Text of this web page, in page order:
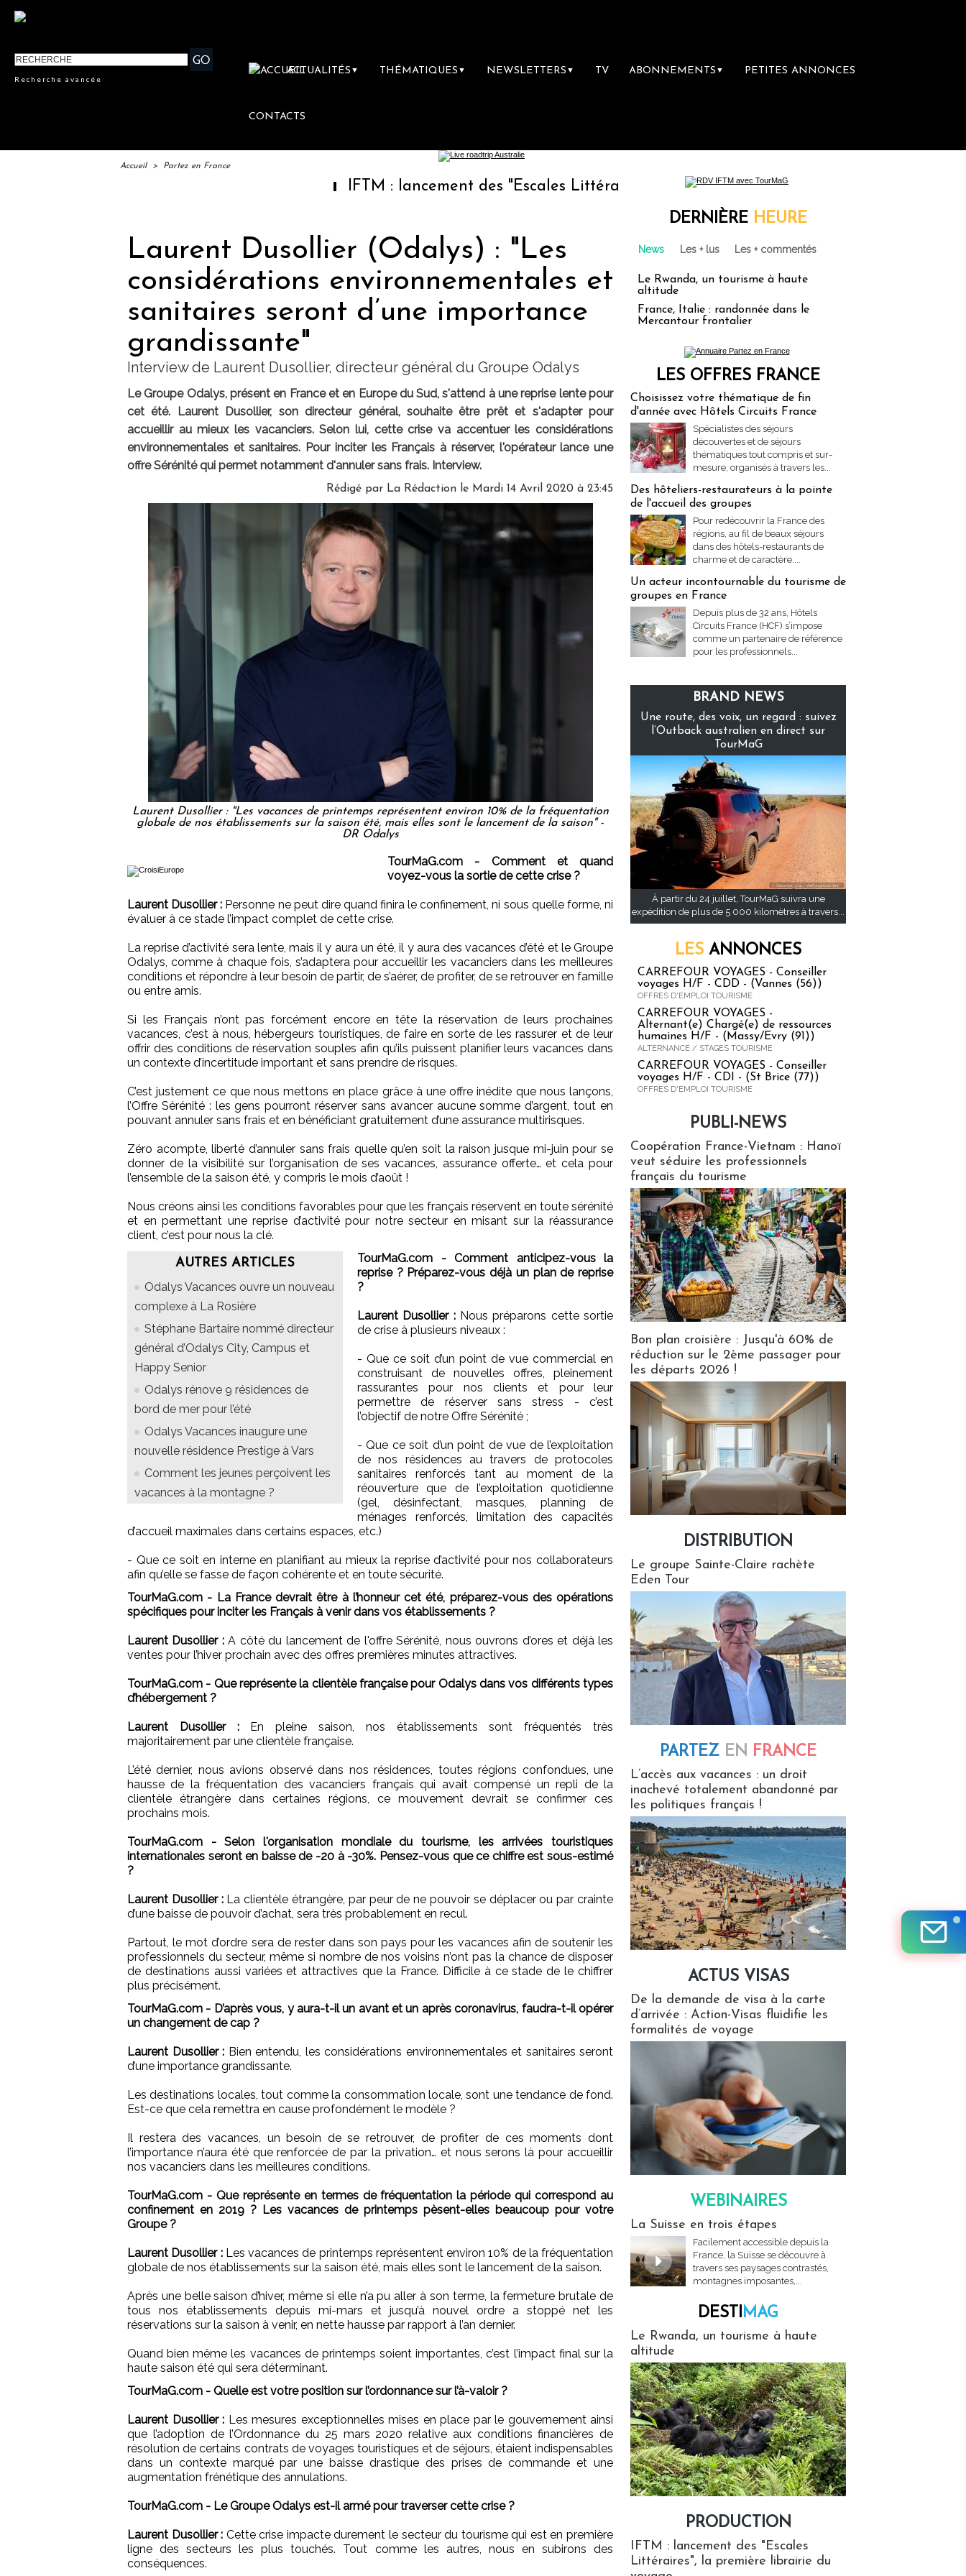
Recherche avancée
ACTUALITÉS ▼ THÉMATIQUES ▼ NEWSLETTERS ▼ TV ABONNEMENTS ▼ PETITES ANNONCES
CONTACTS
Accueil > Partez en France
IFTM : lancement des "Escales Littéraires", la première librairie du voyage
Laurent Dusollier (Odalys) : "Les
considérations environnementales et
sanitaires seront d’une importance
grandissante"
Interview de Laurent Dusollier, directeur général du Groupe Odalys
Le Groupe Odalys, présent en France et en Europe du Sud, s'attend à une reprise lente pour
cet été. Laurent Dusollier, son directeur général, souhaite être prêt et s'adapter pour
accueillir au mieux les vacanciers. Selon lui, cette crise va accentuer les considérations
environnementales et sanitaires. Pour inciter les Français à réserver, l'opérateur lance une
offre Sérénité qui permet notamment d'annuler sans frais. Interview.
Rédigé par La Rédaction le Mardi 14 Avril 2020 à 23:45
Laurent Dusollier : "Les vacances de printemps représentent environ 10% de la fréquentation
globale de nos établissements sur la saison été, mais elles sont le lancement de la saison" -
DR Odalys
TourMaG.com - Comment et quand
voyez-vous la sortie de cette crise ?
Laurent Dusollier : Personne ne peut dire quand finira le confinement, ni sous quelle forme, ni
évaluer à ce stade l’impact complet de cette crise.
La reprise d’activité sera lente, mais il y aura un été, il y aura des vacances d’été et le Groupe
Odalys, comme à chaque fois, s’adaptera pour accueillir les vacanciers dans les meilleures
conditions et répondre à leur besoin de partir, de s’aérer, de profiter, de se retrouver en famille
ou entre amis.
Si les Français n’ont pas forcément encore en tête la réservation de leurs prochaines
vacances, c’est à nous, hébergeurs touristiques, de faire en sorte de les rassurer et de leur
offrir des conditions de réservation souples afin qu’ils puissent planifier leurs vacances dans
un contexte d’incertitude important et sans prendre de risques.
C’est justement ce que nous mettons en place grâce à une offre inédite que nous lançons,
l’Offre Sérénité : les gens pourront réserver sans avancer aucune somme d’argent, tout en
pouvant annuler sans frais et en bénéficiant gratuitement d’une assurance multirisques.
Zéro acompte, liberté d’annuler sans frais quelle qu’en soit la raison jusque mi-juin pour se
donner de la visibilité sur l’organisation de ses vacances, assurance offerte… et cela pour
l’ensemble de la saison été, y compris le mois d’août !
Nous créons ainsi les conditions favorables pour que les français réservent en toute sérénité
et en permettant une reprise d’activité pour notre secteur en misant sur la réassurance
client, c’est pour nous la clé.
AUTRES ARTICLES
Odalys Vacances ouvre un nouveau
complexe à La Rosière
Stéphane Bartaire nommé directeur
général d’Odalys City, Campus et
Happy Senior
Odalys rénove 9 résidences de
bord de mer pour l’été
Odalys Vacances inaugure une
nouvelle résidence Prestige à Vars
Comment les jeunes perçoivent les
vacances à la montagne ?
TourMaG.com - Comment anticipez-vous la
reprise ? Préparez-vous déjà un plan de reprise
?
Laurent Dusollier :Nous préparons cette sortie
de crise à plusieurs niveaux :
- Que ce soit d’un point de vue commercial en
construisant de nouvelles offres, pleinement
rassurantes pour nos clients et pour leur
permettre de réserver sans stress - c’est
l’objectif de notre Offre Sérénité ;
- Que ce soit d’un point de vue de l’exploitation
de nos résidences au travers de protocoles
sanitaires renforcés tant au moment de la
réouverture que de l’exploitation quotidienne
(gel, désinfectant, masques, planning de
ménages renforcés, limitation des capacités
d’accueil maximales dans certains espaces, etc.)
- Que ce soit en interne en planifiant au mieux la reprise d’activité pour nos collaborateurs
afin qu’elle se fasse de façon cohérente et en toute sécurité.
TourMaG.com - La France devrait être à l’honneur cet été, préparez-vous des opérations
spécifiques pour inciter les Français à venir dans vos établissements ?
Laurent Dusollier :A côté du lancement de l'offre Sérénité, nous ouvrons d’ores et déjà les
ventes pour l’hiver prochain avec des offres premières minutes attractives.
TourMaG.com - Que représente la clientèle française pour Odalys dans vos différents types
d’hébergement ?
Laurent Dusollier :En pleine saison, nos établissements sont fréquentés très
majoritairement par une clientèle française.
L’été dernier, nous avions observé dans nos résidences, toutes régions confondues, une
hausse de la fréquentation des vacanciers français qui avait compensé un repli de la
clientèle étrangère dans certaines régions, ce mouvement devrait se confirmer ces
prochains mois.
TourMaG.com - Selon l'organisation mondiale du tourisme, les arrivées touristiques
internationales seront en baisse de -20 à -30%. Pensez-vous que ce chiffre est sous-estimé
?
Laurent Dusollier :La clientèle étrangère, par peur de ne pouvoir se déplacer ou par crainte
d’une baisse de pouvoir d’achat, sera très probablement en recul.
Partout, le mot d’ordre sera de rester dans son pays pour les vacances afin de soutenir les
professionnels du secteur, même si nombre de nos voisins n’ont pas la chance de disposer
de destinations aussi variées et attractives que la France. Difficile à ce stade de le chiffrer
plus précisément.
TourMaG.com - D’après vous, y aura-t-il un avant et un après coronavirus, faudra-t-il opérer
un changement de cap ?
Laurent Dusollier : Bien entendu, les considérations environnementales et sanitaires seront
d’une importance grandissante.
Les destinations locales, tout comme la consommation locale, sont une tendance de fond.
Est-ce que cela remettra en cause profondément le modèle ?
Il restera des vacances, un besoin de se retrouver, de profiter de ces moments dont
l’importance n’aura été que renforcée de par la privation… et nous serons là pour accueillir
nos vacanciers dans les meilleures conditions.
TourMaG.com - Que représente en termes de fréquentation la période qui correspond au
confinement en 2019 ? Les vacances de printemps pèsent-elles beaucoup pour votre
Groupe ?
Laurent Dusollier :Les vacances de printemps représentent environ 10% de la fréquentation
globale de nos établissements sur la saison été, mais elles sont le lancement de la saison.
Après une belle saison d’hiver, même si elle n’a pu aller à son terme, la fermeture brutale de
tous nos établissements depuis mi-mars et jusqu’à nouvel ordre a stoppé net les
réservations sur la saison à venir, en nette hausse par rapport à l’an dernier.
Quand bien même les vacances de printemps soient importantes, c’est l’impact final sur la
haute saison été qui sera déterminant.
TourMaG.com - Quelle est votre position sur l’ordonnance sur l’à-valoir ?
Laurent Dusollier : Les mesures exceptionnelles mises en place par le gouvernement ainsi
que l’adoption de l’Ordonnance du 25 mars 2020 relative aux conditions financières de
résolution de certains contrats de voyages touristiques et de séjours, étaient indispensables
dans un contexte marqué par une baisse drastique des prises de commande et une
augmentation frénétique des annulations.
TourMaG.com - Le Groupe Odalys est-il armé pour traverser cette crise ?
Laurent Dusollier : Cette crise impacte durement le secteur du tourisme qui est en première
ligne des secteurs les plus touchés. Tout comme les autres, nous en subirons des
conséquences.
DERNIÈRE HEURE
News Les + lus Les + commentés
Le Rwanda, un tourisme à haute
altitude
France, Italie : randonnée dans le
Mercantour frontalier
LES OFFRES FRANCE
Choisissez votre thématique de fin
d'année avec Hôtels Circuits France
Spécialistes des séjours
découvertes et de séjours
thématiques tout compris et sur-
mesure, organisés à travers les...
Des hôteliers-restaurateurs à la pointe
de l'accueil des groupes
Pour redécouvrir la France des
régions, au fil de beaux séjours
dans des hôtels-restaurants de
charme et de caractère....
Un acteur incontournable du tourisme de
groupes en France
Depuis plus de 32 ans, Hôtels
Circuits France (HCF) s’impose
comme un partenaire de référence
pour les professionnels...
BRAND NEWS
Une route, des voix, un regard : suivez
l’Outback australien en direct sur
TourMaG
À partir du 24 juillet, TourMaG suivra une
expédition de plus de 5 000 kilomètres à travers...
LES ANNONCES
CARREFOUR VOYAGES - Conseiller
voyages H/F - CDD - (Vannes (56))
OFFRES D'EMPLOI TOURISME
CARREFOUR VOYAGES -
Alternant(e) Chargé(e) de ressources
humaines H/F - (Massy/Evry (91))
ALTERNANCE / STAGES TOURISME
CARREFOUR VOYAGES - Conseiller
voyages H/F - CDI - (St Brice (77))
OFFRES D'EMPLOI TOURISME
PUBLI-NEWS
Coopération France-Vietnam : Hanoï
veut séduire les professionnels
français du tourisme
Bon plan croisière : Jusqu'à 60% de
réduction sur le 2ème passager pour
les départs 2026 !
DISTRIBUTION
Le groupe Sainte-Claire rachète
Eden Tour
PARTEZ EN FRANCE
L’accès aux vacances : un droit
inachevé totalement abandonné par
les politiques français !
ACTUS VISAS
De la demande de visa à la carte
d’arrivée : Action-Visas fluidifie les
formalités de voyage
WEBINAIRES
La Suisse en trois étapes
Facilement accessible depuis la
France, la Suisse se découvre à
travers ses paysages contrastés,
montagnes imposantes,...
DESTIMAG
Le Rwanda, un tourisme à haute
altitude
PRODUCTION
IFTM : lancement des "Escales
Littéraires", la première librairie du